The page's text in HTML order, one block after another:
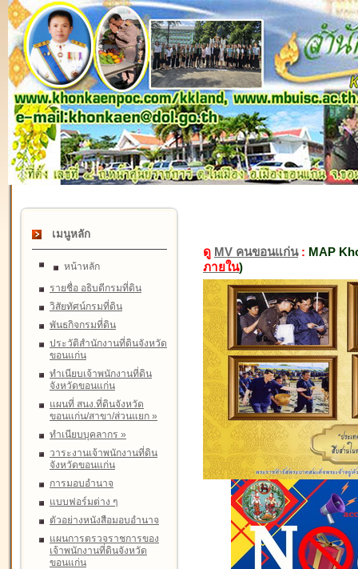
เมนูหลัก
หน้าหลัก
รายชื่อ อธิบดีกรมที่ดิน
วิสัยทัศน์กรมที่ดิน
พันธกิจกรมที่ดิน
ประวัติสำนักงานที่ดินจังหวัด
ขอนแก่น
ทำเนียบเจ้าพนักงานที่ดิน
จังหวัดขอนแก่น
แผนที่ สนง.ที่ดินจังหวัด
ขอนแก่น/สาขา/ส่วนแยก »
ทำเนียบบุคลากร »
วาระงานเจ้าพนักงานที่ดิน
จังหวัดขอนแก่น
การมอบอำนาจ
แบบฟอร์มต่าง ๆ
ตัวอย่างหนังสือมอบอำนาจ
แผนการตรวจราชการของ
เจ้าพนักงานที่ดินจังหวัด
ขอนแก่น
ดู MV คนขอนแก่น: MAP
ภายใน)